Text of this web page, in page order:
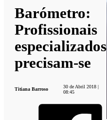
Barómetro:
Profissionais
especializados
precisam-se
Titiana Barroso
30 de Abril 2018 |
08:45